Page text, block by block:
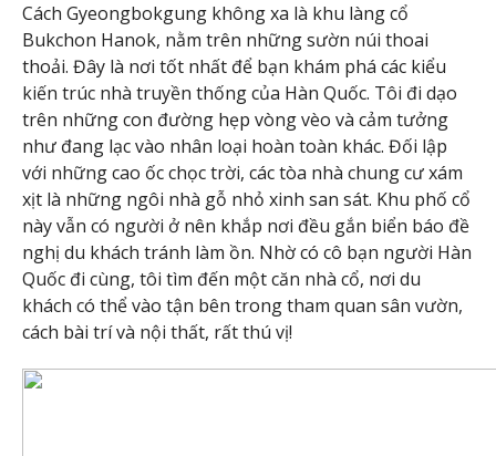
Cách Gyeongbokgung không xa là khu làng cổ
Bukchon Hanok, nằm trên những sườn núi thoai
thoải. Đây là nơi tốt nhất để bạn khám phá các kiểu
kiến trúc nhà truyền thống của Hàn Quốc. Tôi đi dạo
trên những con đường hẹp vòng vèo và cảm tưởng
như đang lạc vào nhân loại hoàn toàn khác. Đối lập
với những cao ốc chọc trời, các tòa nhà chung cư xám
xịt là những ngôi nhà gỗ nhỏ xinh san sát. Khu phố cổ
này vẫn có người ở nên khắp nơi đều gắn biển báo đề
nghị du khách tránh làm ồn. Nhờ có cô bạn người Hàn
Quốc đi cùng, tôi tìm đến một căn nhà cổ, nơi du
khách có thể vào tận bên trong tham quan sân vườn,
cách bài trí và nội thất, rất thú vị!